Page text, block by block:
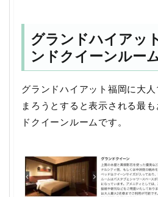
グランドハイアッ
ンドクイーンルー
グランドハイアット福岡に大
まろうとすると表示される最
ドクイーンルームです。